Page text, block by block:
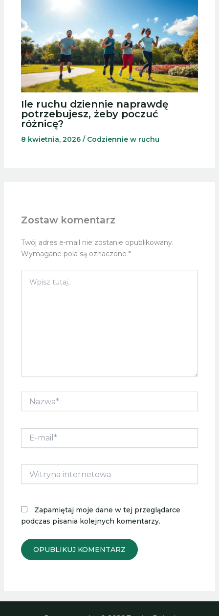
Ile ruchu dziennie naprawdę
potrzebujesz, żeby poczuć
różnicę?
8 kwietnia, 2026 / Codziennie w ruchu
Zostaw komentarz
Twój adres e-mail nie zostanie opublikowany.
Wymagane pola są oznaczone *
tutaj..
mail*
Witryna
internetowa
Zapamiętaj moje dane w tej przeglądarce
podczas pisania kolejnych komentarzy.